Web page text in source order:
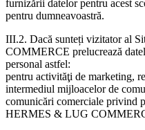
furnizării datelor pentru acest
pentru dumneavoastră.
III.2. Dacă sunteți vizitator al
COMMERCE prelucrează
personal astfel:
pentru activităţi de marketing,
intermediul mijloacelor de
comunicări comerciale privind
HERMES & LUG